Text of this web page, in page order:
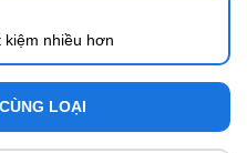
kiệm nhiều hơn
LOẠI